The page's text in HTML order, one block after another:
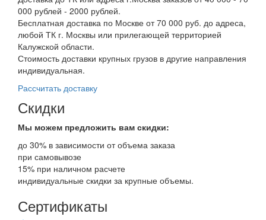
000 рублей - 2000 рублей.
Бесплатная доставка по Москве от 70 000 руб. до адреса,
любой ТК г. Москвы или прилегающей территорией
Калужской области.
Стоимость доставки крупных грузов в другие направления
индивидуальная.
Рассчитать доставку
Скидки
Мы можем предложить вам скидки:
до 30% в зависимости от объема заказа
при самовывозе
15% при наличном расчете
индивидуальные скидки за крупные объемы.
Сертификаты